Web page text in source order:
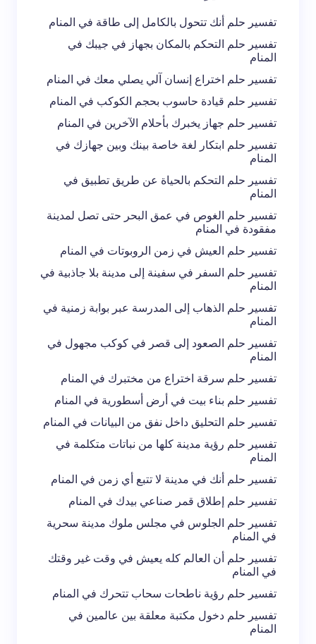
احفظ اسمي والبريد الإلكتروني في هذا المتصفح
لاستخدامه في المرة المقبلة في تعليقي.
تفسير حلم أنك تتحول بالكامل إلى طاقة في المنام
تفسير حلم التحكم بالمكان بجهاز في جيبك في
المنام
تفسير حلم اختراع إنسان آلي يصلي معك في المنام
تفسير حلم قيادة حاسوب بحجم الكوكب في المنام
تفسير حلم جهاز يخبرك بأحلام الآخرين في المنام
تفسير حلم ابتكار لغة خاصة بينك وبين جهازك في
المنام
تفسير حلم التحكم بالحياة عن طريق تطبيق في
المنام
تفسير حلم الغوص في عمق البحر حتى تصل لمدينة
مفقودة في المنام
تفسير حلم العيش في زمن الروبوتات في المنام
تفسير حلم السفر في سفينة إلى مدينة بلا جاذبية في
المنام
تفسير حلم الذهاب إلى المدرسة عبر بوابة زمنية في
المنام
تفسير حلم الصعود إلى قصر في كوكب مجهول في
المنام
تفسير حلم سرقة اختراع من مختبرك في المنام
تفسير حلم بناء بيت في أرض أسطورية في المنام
تفسير حلم التحليق داخل نفق من البيانات في المنام
تفسير حلم رؤية مدينة كلها من نباتات متكلمة في
المنام
تفسير حلم أنك في مدينة لا تتبع أي زمن في المنام
تفسير حلم إطلاق قمر صناعي بيدك في المنام
تفسير حلم الجلوس في مجلس ملوك مدينة سحرية
في المنام
تفسير حلم أن العالم كله يعيش في وقت غير وقتك
في المنام
تفسير حلم رؤية ناطحات سحاب تتحرك في المنام
تفسير حلم دخول مكتبة معلقة بين عالمين في
المنام